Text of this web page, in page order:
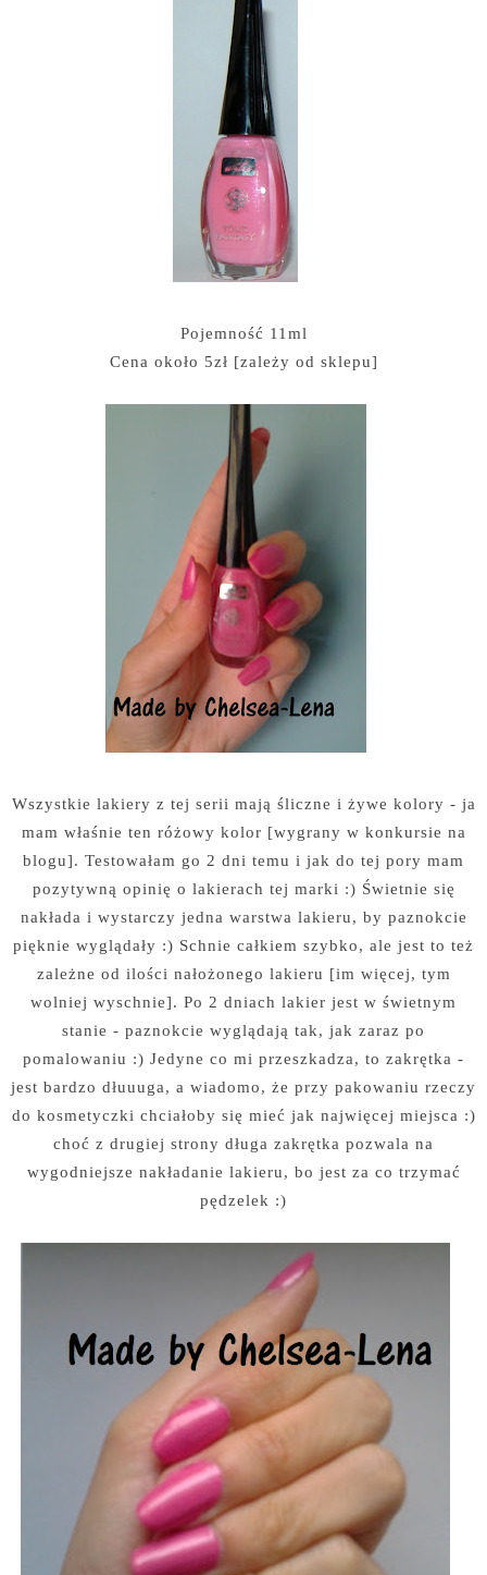
Pojemność 11ml
Cena około 5zł [zależy od sklepu]
Wszystkie lakiery z tej serii mają śliczne i żywe kolory - ja
mam właśnie ten różowy kolor [wygrany w konkursie na
blogu]. Testowałam go 2 dni temu i jak do tej pory mam
pozytywną opinię o lakierach tej marki :) Świetnie się
nakłada i wystarczy jedna warstwa lakieru, by paznokcie
pięknie wyglądały :) Schnie całkiem szybko, ale jest to też
zależne od ilości nałożonego lakieru [im więcej, tym
wolniej wyschnie]. Po 2 dniach lakier jest w świetnym
stanie - paznokcie wyglądają tak, jak zaraz po
pomalowaniu :) Jedyne co mi przeszkadza, to zakrętka -
jest bardzo dłuuuga, a wiadomo, że przy pakowaniu rzeczy
do kosmetyczki chciałoby się mieć jak najwięcej miejsca :)
choć z drugiej strony długa zakrętka pozwala na
wygodniejsze nakładanie lakieru, bo jest za co trzymać
pędzelek :)